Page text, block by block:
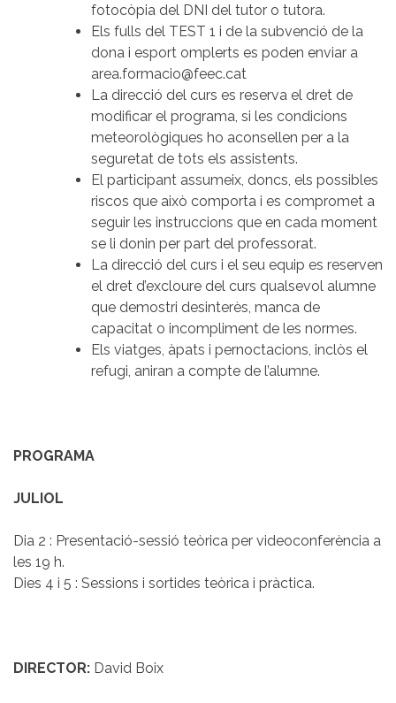
fotocòpia del DNI del tutor o tutora.
Els fulls del TEST 1 i de la subvenció de la
dona i esport omplerts es poden enviar a
area.formacio@feec.cat
La direcció del curs es reserva el dret de
modificar el programa, si les condicions
meteorològiques ho aconsellen per a la
seguretat de tots els assistents.
El participant assumeix, doncs, els possibles
riscos que això comporta i es compromet a
seguir les instruccions que en cada moment
se li donin per part del professorat.
La direcció del curs i el seu equip es reserven
el dret d’excloure del curs qualsevol alumne
que demostri desinterès, manca de
capacitat o incompliment de les normes.
Els viatges, àpats i pernoctacions, inclòs el
refugi, aniran a compte de l’alumne.
PROGRAMA
JULIOL
Dia 2 : Presentació-sessió teòrica per videoconferència a
les 19 h.
Dies 4 i 5 : Sessions i sortides teòrica i pràctica.
DIRECTOR: David Boix